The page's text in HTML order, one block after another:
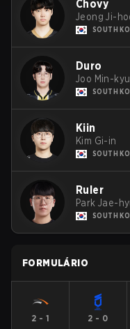
Chovy
Jeong Ji-
SOUTH
Duro
Joo Min-kyu
SOUTH
Kiin
Kim Gi-in
SOUTH
Ruler
Park Jae-
SOUTH
FORMULÁRIO
2 - 1
2 - 0